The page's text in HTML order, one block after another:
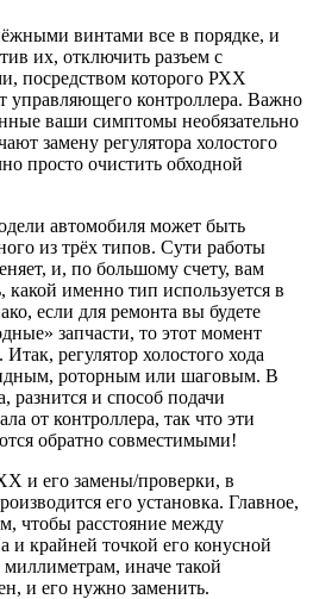
винтами все в порядке, и
их, отключить разъем с
посредством которого РХХ
управляющего контроллера. Важно
ваши симптомы необязательно
замену регулятора холостого
просто очистить обходной
автомобиля может быть
из трёх типов. Сути работы
и, по большому счету, вам
какой именно тип используется в
если для ремонта вы будете
запчасти, то этот момент
регулятор холостого хода
роторным или шаговым. В
разнится и способ подачи
от контроллера, так что эти
обратно совместимыми!
и его замены/проверки, в
его установка. Главное,
чтобы расстояние между
и крайней точкой его конусной
иначе такой
и его нужно заменить.